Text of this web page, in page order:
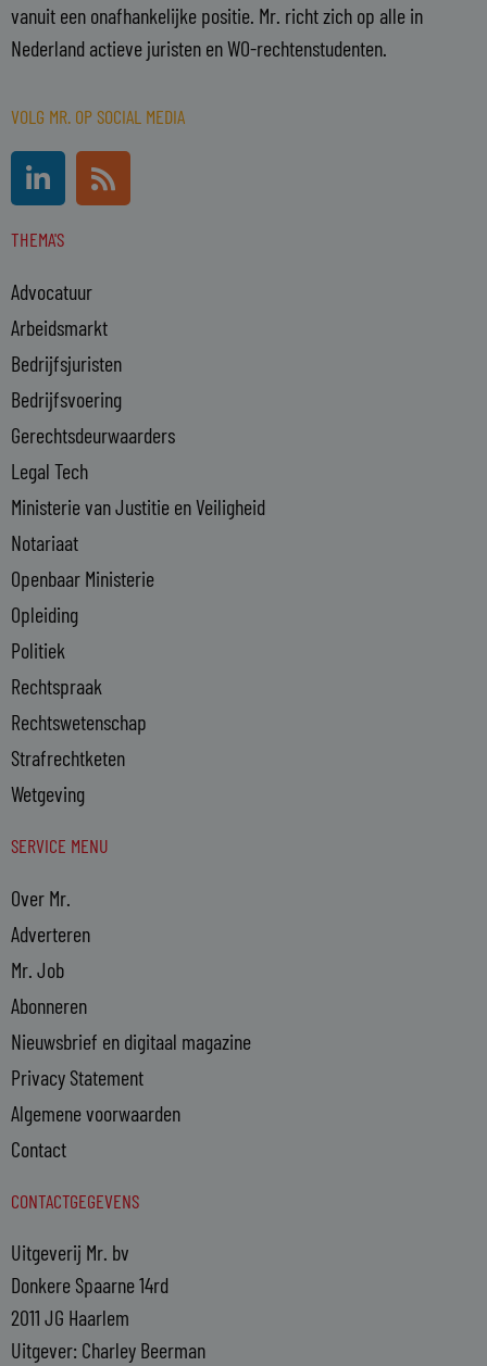
vanuit een onafhankelijke positie. Mr. richt zich op alle in
Nederland actieve juristen en WO-rechtenstudenten.
VOLG MR. OP SOCIAL MEDIA
i
k
d
i
n
-
i
n
R
s
THEMA'S
Advocatuur
Arbeidsmarkt
Bedrijfsjuristen
Bedrijfsvoering
Gerechtsdeurwaarders
Legal Tech
Ministerie van Justitie en Veiligheid
Notariaat
Openbaar Ministerie
Opleiding
Politiek
Rechtspraak
Rechtswetenschap
Strafrechtketen
Wetgeving
SERVICE MENU
Over Mr.
Adverteren
Mr. Job
Abonneren
Nieuwsbrief en digitaal magazine
Privacy Statement
Algemene voorwaarden
Contact
CONTACTGEGEVENS
Uitgeverij Mr. bv
Donkere Spaarne 14rd
2011 JG Haarlem
Uitgever: Charley Beerman